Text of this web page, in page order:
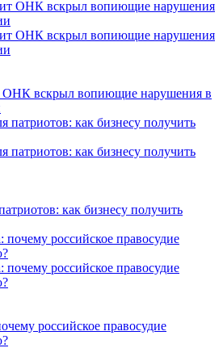
ОНК вскрыл вопиющие нарушения в
как бизнесу получить
российское правосудие